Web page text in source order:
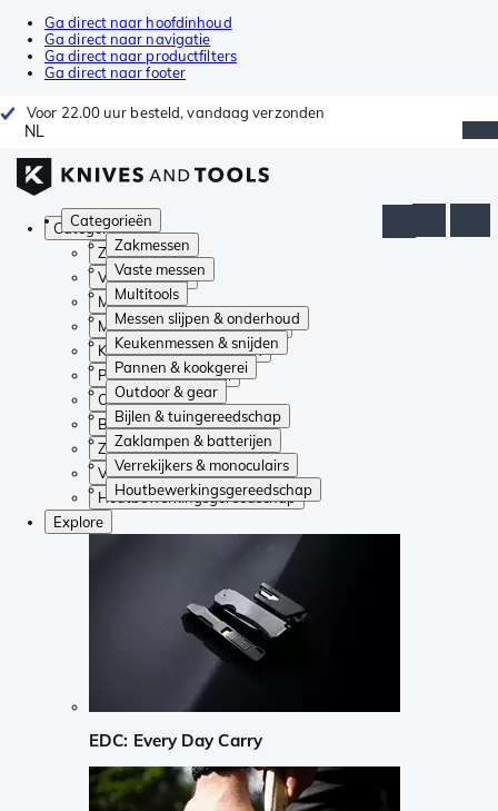
Ga direct naar hoofdinhoud
Ga direct naar navigatie
Ga direct naar productfilters
Ga direct naar footer
Voor 22.00 uur besteld, vandaag verzonden
NL
Categorieën
Zakmessen
Vaste messen
Multitools
Messen slijpen & onderhoud
Keukenmessen & snijden
Pannen & kookgerei
Outdoor & gear
Bijlen & tuingereedschap
Zaklampen & batterijen
Verrekijkers & monoculairs
Houtbewerkingsgereedschap
Categorieën
Zakmessen
Vaste messen
Multitools
Messen slijpen & onderhoud
Keukenmessen & snijden
Pannen & kookgerei
Outdoor & gear
Bijlen & tuingereedschap
Zaklampen & batterijen
Verrekijkers & monoculairs
Houtbewerkingsgereedschap
Explore
EDC: Every Day Carry